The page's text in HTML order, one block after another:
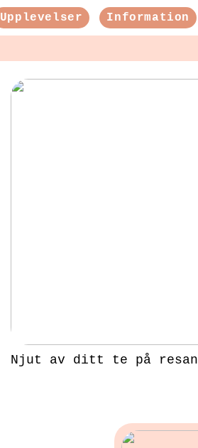
Upplevelser Information
Njut av ditt te på resan